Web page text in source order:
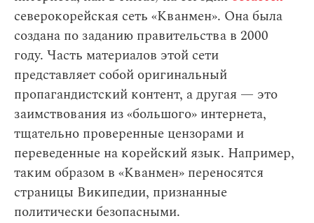
северокорейская сеть «Кванмен». Она была
создана по заданию правительства в 2000
году. Часть материалов этой сети
представляет собой оригинальный
пропагандистский контент, а другая — это
заимствования из «большого» интернета,
тщательно проверенные цензорами и
переведенные на корейский язык. Например,
таким образом в «Кванмен» переносятся
страницы Википедии, признанные
политически безопасными.